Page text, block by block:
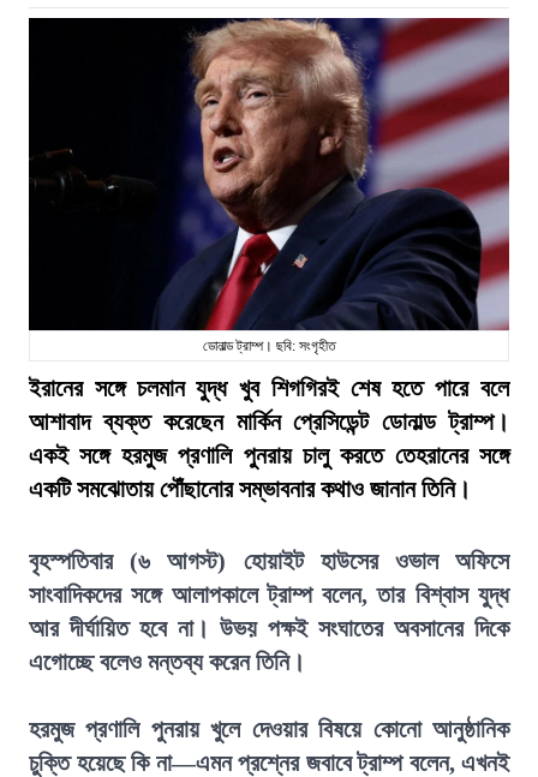
ডোনাল্ড ট্রাম্প। ছবি: সংগৃহীত
ইরানের সঙ্গে চলমান যুদ্ধ খুব শিগগিরই শেষ হতে পারে বলে
আশাবাদ ব্যক্ত করেছেন মার্কিন প্রেসিডেন্ট ডোনাল্ড ট্রাম্প।
একই সঙ্গে হরমুজ প্রণালি পুনরায় চালু করতে তেহরানের সঙ্গে
একটি সমঝোতায় পৌঁছানোর সম্ভাবনার কথাও জানান তিনি।
বৃহস্পতিবার (৬ আগস্ট) হোয়াইট হাউসের ওভাল অফিসে
সাংবাদিকদের সঙ্গে আলাপকালে ট্রাম্প বলেন, তার বিশ্বাস যুদ্ধ
আর দীর্ঘায়িত হবে না। উভয় পক্ষই সংঘাতের অবসানের দিকে
এগোচ্ছে বলেও মন্তব্য করেন তিনি।
হরমুজ প্রণালি পুনরায় খুলে দেওয়ার বিষয়ে কোনো আনুষ্ঠানিক
চুক্তি হয়েছে কি না—এমন প্রশ্নের জবাবে ট্রাম্প বলেন, এখনই